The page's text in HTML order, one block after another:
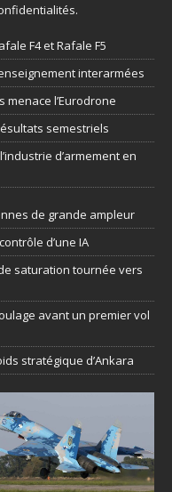
.
F4 et Rafale F5
interarmées
menace l’Eurodrone
semestriels
d’armement en
de grande ampleur
d’une IA
saturation tournée vers
avant un premier vol
stratégique d’Ankara